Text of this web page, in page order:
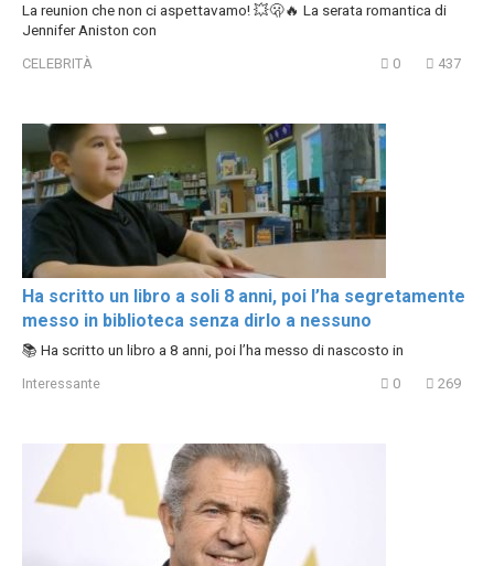
La reunion che non ci aspettavamo! 💥🫢🔥 La serata romantica di
Jennifer Aniston con
CELEBRITÀ 0 437
Ha scritto un libro a soli 8 anni, poi l’ha segretamente
messo in biblioteca senza dirlo a nessuno
📚 Ha scritto un libro a 8 anni, poi l’ha messo di nascosto in
Interessante 0 269